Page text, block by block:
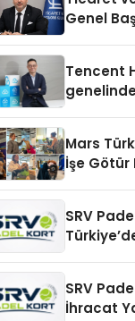
Genel
şunları
Tencent
Mars
İşe Götür
SRV
SRV
İhracat